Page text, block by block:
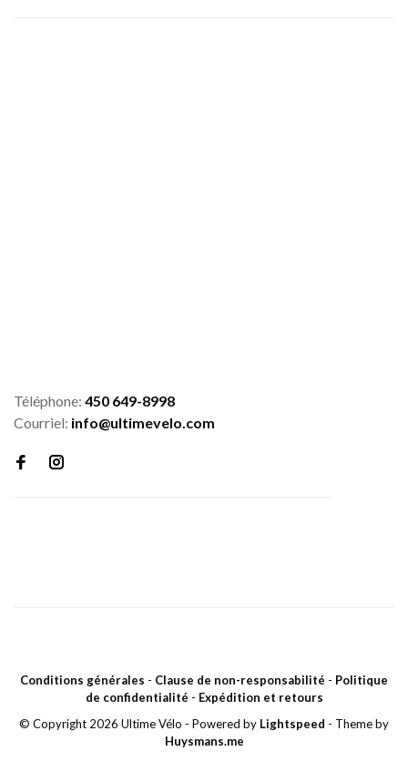
Téléphone: 450 649-8998
Courriel: info@ultimevelo.com
Conditions générales - Clause de non-responsabilité - Politique
de confidentialité - Expédition et retours
© Copyright 2026 Ultime Vélo - Powered by Lightspeed - Theme by
Huysmans.me